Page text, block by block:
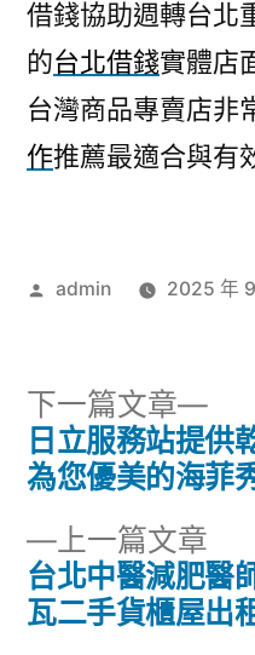
借錢協助週轉台北
的台北借錢實體店
台灣商品專賣店非
作推薦最適合與有
作
admin 2025 年
文
導
覽
上一篇文章
一
篇
台北中醫減肥醫
瓦二手貨櫃屋出
下一篇文章
下
一
篇
日立服務站提供
為您優美的海菲